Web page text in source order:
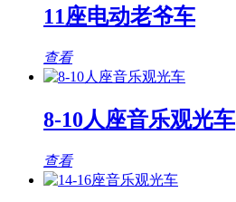
11座电动老爷车
查看
8-10人座音乐观光车
查看